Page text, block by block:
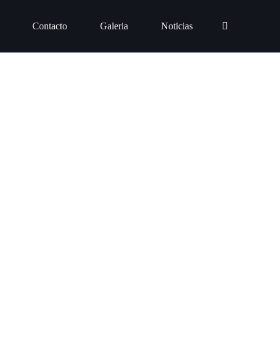
Contacto Galeria Noticias